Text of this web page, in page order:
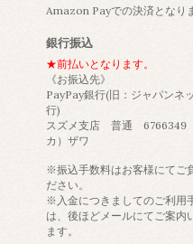
Amazon Payでの決済となり
銀行振込
★前払いとなります。
《お振込先》
PayPay銀行(旧：ジャパンネ
行)
スズメ支店 普通 6766349
カ）ザワ
※振込手数料はお客様にてご
ださい。
※入金につきましてのご利用
は、後ほどメールにてご案内
ます。